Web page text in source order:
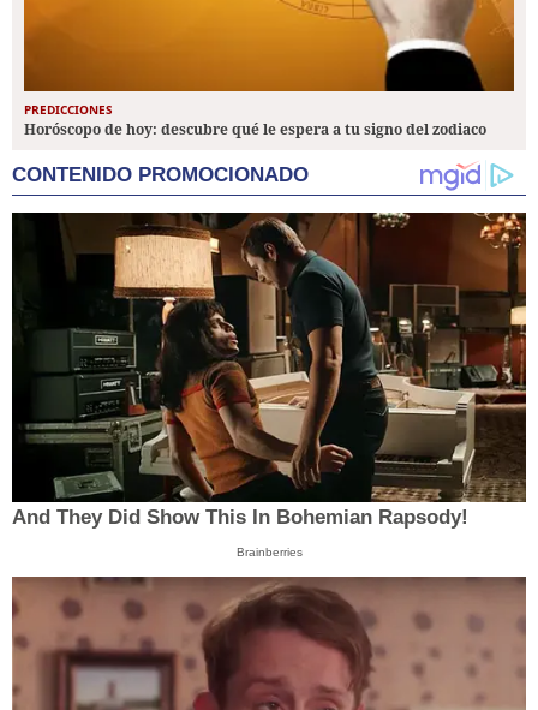
PREDICCIONES
Horóscopo de hoy: descubre qué le espera a tu signo del zodiaco
CONTENIDO PROMOCIONADO
And They Did Show This In Bohemian Rapsody!
Brainberries